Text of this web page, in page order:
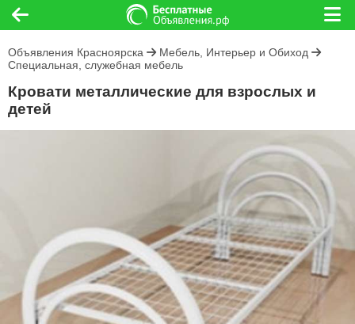
Объявления Красноярска
Мебель, Интерьер и Обиход
Специальная, служебная мебель
Кровати металлические для взрослых и
детей